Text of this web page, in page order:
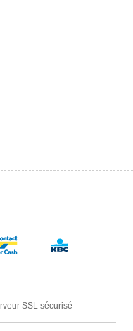
SSL sécurisé